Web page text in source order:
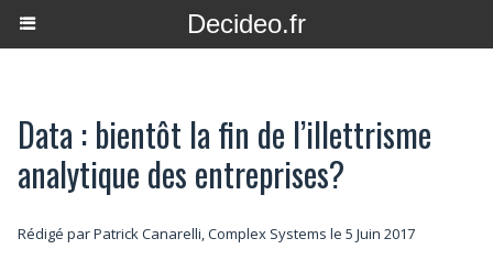
Decideo.fr
Data : bientôt la fin de l’illettrisme
analytique des entreprises?
Rédigé par Patrick Canarelli, Complex Systems le 5 Juin 2017